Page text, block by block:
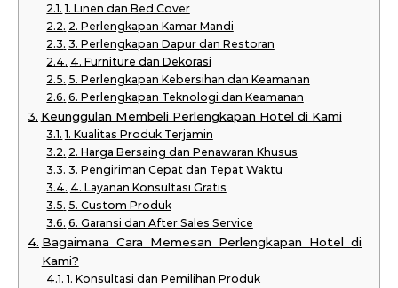
1. Linen dan Bed Cover
2. Perlengkapan Kamar Mandi
3. Perlengkapan Dapur dan Restoran
4. Furniture dan Dekorasi
5. Perlengkapan Kebersihan dan Keamanan
6. Perlengkapan Teknologi dan Keamanan
Keunggulan Membeli Perlengkapan Hotel di Kami
1. Kualitas Produk Terjamin
2. Harga Bersaing dan Penawaran Khusus
3. Pengiriman Cepat dan Tepat Waktu
4. Layanan Konsultasi Gratis
5. Custom Produk
6. Garansi dan After Sales Service
Bagaimana Cara Memesan Perlengkapan Hotel di
Kami?
1. Konsultasi dan Pemilihan Produk